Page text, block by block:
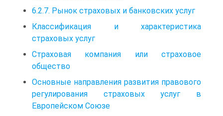
6.2.7. Рынок страховых и банковских услуг
Классификация и характеристика
страховых услуг
Страховая компания или страховое
общество
Основные направления развития правового
регулирования страховых услуг в
Европейском Союзе